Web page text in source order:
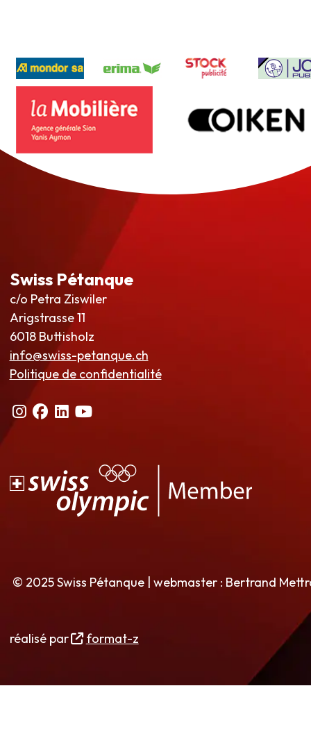
Swiss Pétanque
c/o Petra Ziswiler
Arigstrasse 11
6018 Buttisholz
info@swiss-petanque.ch
Politique de confidentialité
© 2025 Swiss Pétanque | webmaster : Bertrand
réalisé par format-z